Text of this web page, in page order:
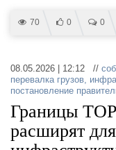
70 0 0
08.05.2026 | 12:12 //
перевалка грузов,
постановление
Границы
расширят